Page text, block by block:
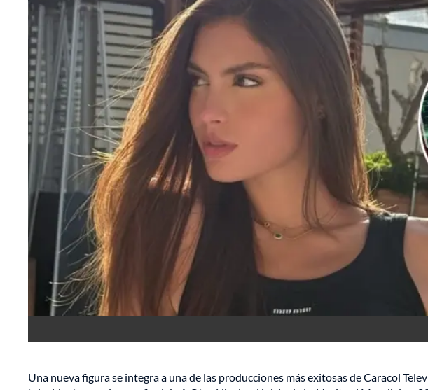
Una nueva figura se integra a una de las producciones más exitosas de Caracol